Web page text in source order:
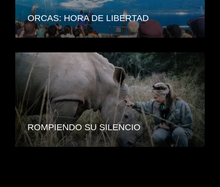
ORCAS: HORA DE LIBERTAD
ROMPIENDO SU SILENCIO